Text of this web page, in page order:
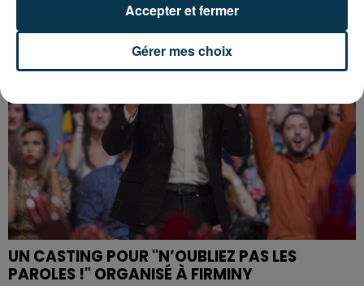
UN CASTING POUR "N’OUBLIEZ PAS LES
PAROLES !" ORGANISÉ À FIRMINY
Gérer mes choix
Accepter et fermer